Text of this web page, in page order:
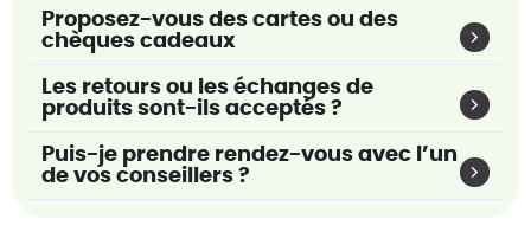
Proposez-vous des cartes ou des
chèques cadeaux
Les retours ou les échanges de
produits sont-ils acceptés ?
Puis-je prendre rendez-vous avec l’un
de vos conseillers ?